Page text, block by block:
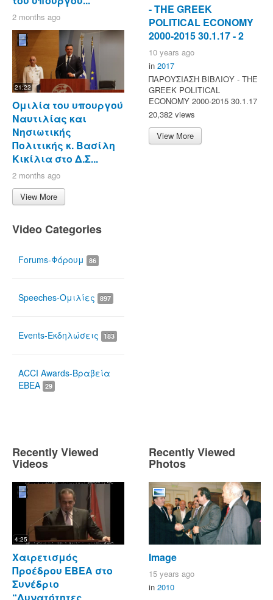
2 months ago
21:22
Ομιλία του υπουργού
Ναυτιλίας και
Νησιωτικής
Πολιτικής κ. Βασίλη
Κικίλια στο Δ.Σ...
2 months ago
View More
Video Categories
Forums-Φόρουμ 86
Speeches-Ομιλίες 897
Events-Εκδηλώσεις 183
ACCI Awards-Βραβεία
ΕΒΕΑ 29
- ΤΗΕ GREEK
POLITICAL ECONOMY
2000-2015 30.1.17 - 2
10 years ago
in 2017
ΠΑΡΟΥΣΙΑΣΗ ΒΙΒΛΙΟΥ - ΤΗΕ
GREEK POLITICAL
ECONOMY 2000-2015 30.1.17
20,382 views
View More
Recently Viewed
Videos
4:25
Χαιρετισμός
Προέδρου ΕΒΕΑ στο
Συνέδριο
Recently Viewed
Photos
Image
15 years ago
in 2010